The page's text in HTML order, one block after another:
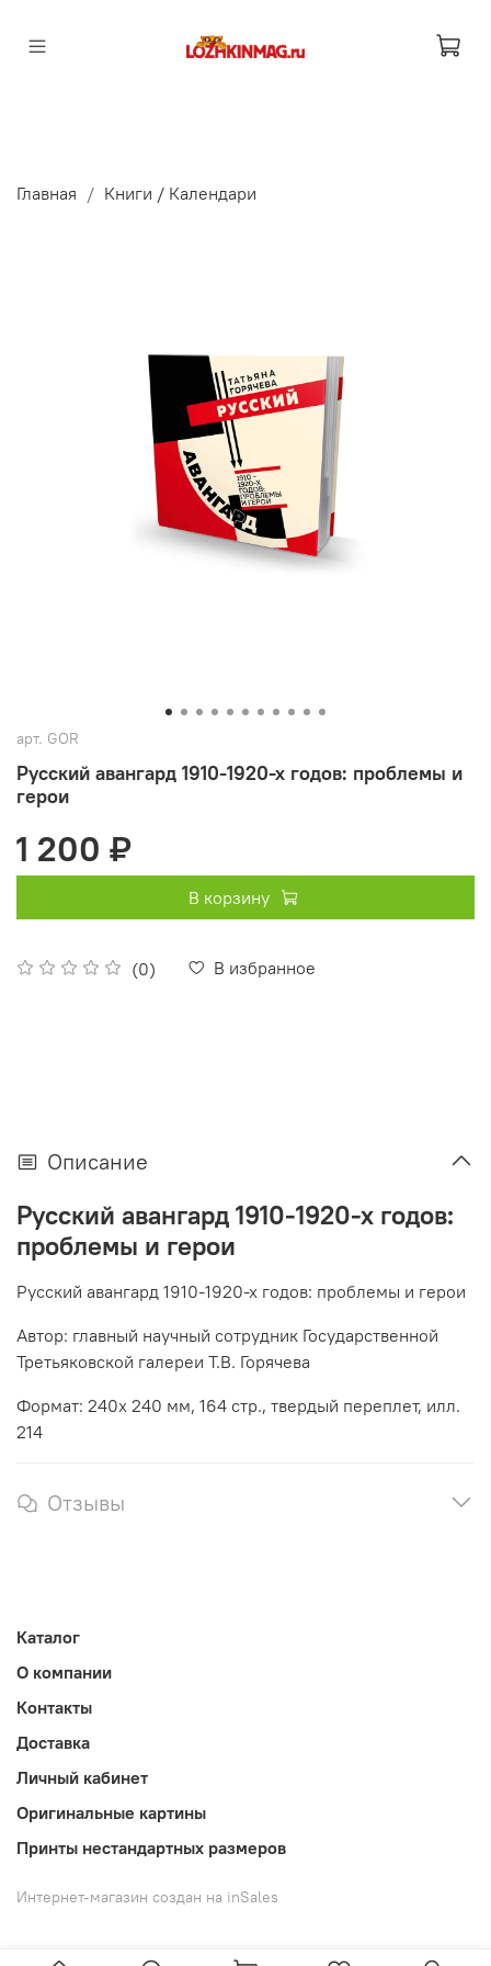
Главная Книги / Календари
арт. GOR
Русский авангард 1910-1920-х годов: проблемы и
герои
(0) В избранное
1 200 ₽
В корзину
Описание
Русский авангард 1910-1920-х годов:
проблемы и герои
Русский авангард 1910-1920-х годов: проблемы и герои
Автор: главный научный сотрудник Государственной
Третьяковской галереи Т.В. Горячева
Формат: 240х 240 мм, 164 стр., твердый переплет, илл.
214
Отзывы
Каталог
О компании
Контакты
Доставка
Личный кабинет
Оригинальные картины
Принты нестандартных размеров
Интернет-магазин создан на inSales